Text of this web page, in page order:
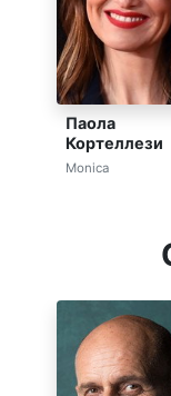
Паола
Кортеллези
Monica